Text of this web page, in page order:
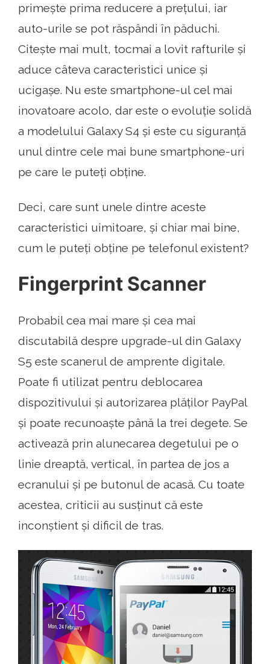
primește prima reducere a prețului, iar
auto-urile se pot răspândi în păduchi.
Citește mai mult, tocmai a lovit rafturile și
aduce câteva caracteristici unice și
ucigașe. Nu este smartphone-ul cel mai
inovatoare acolo, dar este o evoluție solidă
a modelului Galaxy S4 și este cu siguranță
unul dintre cele mai bune smartphone-uri
pe care le puteți obține.
Deci, care sunt unele dintre aceste
caracteristici uimitoare, și chiar mai bine,
cum le puteți obține pe telefonul existent?
Fingerprint Scanner
Probabil cea mai mare și cea mai
discutabilă despre upgrade-ul din Galaxy
S5 este scanerul de amprente digitale.
Poate fi utilizat pentru deblocarea
dispozitivului și autorizarea plăților PayPal
și poate recunoaște până la trei degete. Se
activează prin alunecarea degetului pe o
linie dreaptă, vertical, în partea de jos a
ecranului și pe butonul de acasă. Cu toate
acestea, criticii au susținut că este
inconștient și dificil de tras.